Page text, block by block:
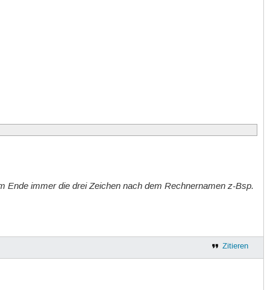
Ende immer die drei Zeichen nach dem Rechnernamen z-Bsp.
Zitieren